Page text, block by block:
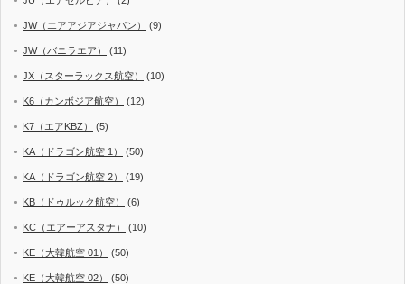
JW（エアアジアジャパン） (9)
JW（バニラエア） (11)
JX（スターラックス航空） (10)
K6（カンボジア航空） (12)
K7（エアKBZ） (5)
KA（ドラゴン航空 1） (50)
KA（ドラゴン航空 2） (19)
KB（ドゥルック航空） (6)
KC（エアーアスタナ） (10)
KE（大韓航空 01） (50)
KE（大韓航空 02） (50)